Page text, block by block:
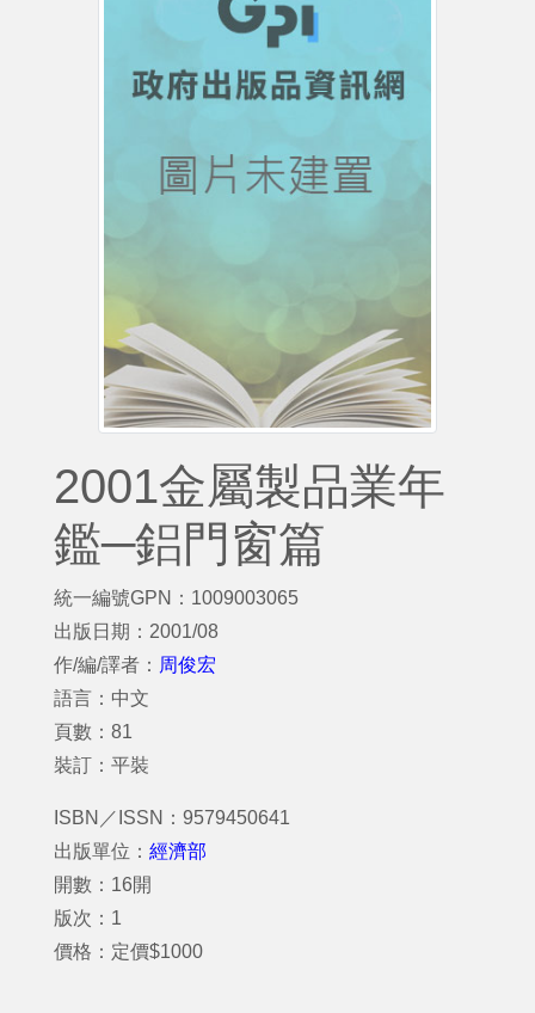
2001金屬製品業年
鑑─鋁門窗篇
統一編號GPN：1009003065
出版日期：2001/08
作/編/譯者： 周俊宏
語言：中文
頁數：81
裝訂：平裝
ISBN／ISSN：9579450641
出版單位： 經濟部
開數：16開
版次：1
價格：定價$1000